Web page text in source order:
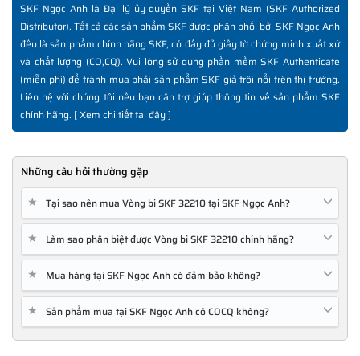
SKF Ngọc Anh là Đại lý ủy quyền SKF tại Việt Nam (SKF Authorized
Distributor). Tất cả các sản phẩm SKF được phân phối bởi SKF Ngọc Anh
đều là sản phẩm chính hãng SKF, có đầy đủ giấy tờ chứng minh xuất xứ
và chất lượng (CO,CQ). Vui lòng sử dụng phần mềm SKF Authenticate
(miễn phí) để tránh mua phải sản phẩm SKF giả trôi nổi trên thị trường.
Liên hệ với chúng tôi nếu bạn cần trợ giúp thông tin về sản phẩm SKF
chính hãng. [Xem chi tiết tại đây]
Những câu hỏi thường gặp
★ Tại sao nên mua Vòng bi SKF 32210 tại SKF Ngọc Anh?
★ Làm sao phân biệt được Vòng bi SKF 32210 chính hãng?
★ Mua hàng tại SKF Ngọc Anh có đảm bảo không?
★ Sản phẩm mua tại SKF Ngọc Anh có COCQ không?